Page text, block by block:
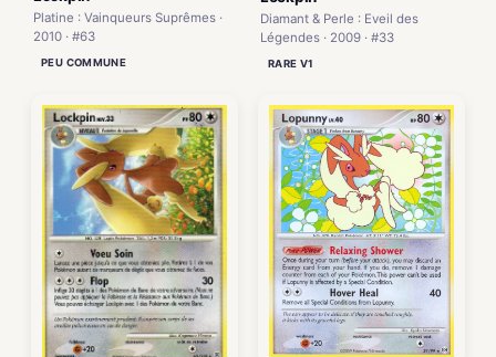
Platine : Vainqueurs Suprêmes ·
2010 · #63
PEU COMMUNE
Diamant & Perle : Eveil des
Légendes · 2009 · #33
RARE V1